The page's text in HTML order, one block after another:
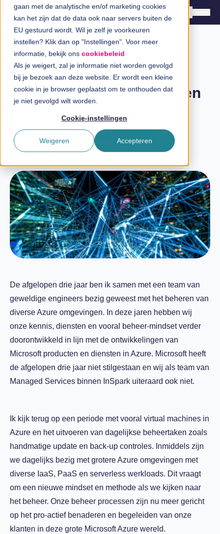
gaan met de analytische en/of marketing cookies
kan het zijn dat de data ook naar servers buiten de
EU gestuurd wordt. Wil je zelf je voorkeuren
instellen? Klik dan op "Instellingen". Voor meer
informatie, bekijk ons cookiebeleid
Als je weigert, zal je informatie niet worden gevolgd
bij je bezoek aan deze website. Er wordt een kleine
cookie in je browser geplaatst om te onthouden dat
je niet gevolgd wilt worden.
Cookie-instellingen
Accepteren
Weigeren
Oplossingen
Branches
InSpiratiecentrum
Direct in contact
Over InSpark
Werken bij InSpark
Blog
Azure platform beheer: een
helder overzicht van
belangrijke factoren
De afgelopen drie jaar ben ik samen met een team van
geweldige engineers bezig geweest met het beheren van
diverse Azure omgevingen. In deze jaren hebben wij
onze kennis, diensten en vooral beheer-mindset verder
doorontwikkeld in lijn met de ontwikkelingen van
Microsoft producten en diensten in Azure. Microsoft heeft
de afgelopen drie jaar niet stilgestaan en wij als team van
Managed Services binnen InSpark uiteraard ook niet.
Ik kijk terug op een periode met vooral virtual machines in
Azure en het uitvoeren van dagelijkse beheertaken zoals
handmatige update en back-up controles. Inmiddels zijn
we dagelijks bezig met grotere Azure omgevingen met
diverse IaaS, PaaS en serverless werkloads. Dit vraagt
om een nieuwe mindset en methode als we kijken naar
het beheer. Onze beheer processen zijn nu meer gericht
op het pro-actief benaderen en begeleiden van onze
klanten in deze grote Microsoft Azure wereld.